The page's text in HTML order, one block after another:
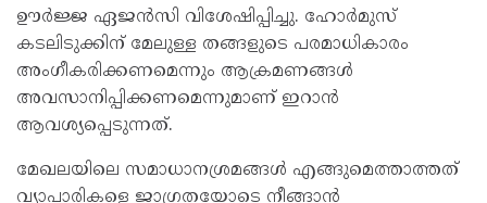
ഊർജ്ജ ഏജൻസി വിശേഷിപ്പിച്ചു. ഹോർമുസ്
കടലിടുക്കിന് മേലുള്ള തങ്ങളുടെ പരമാധികാരം
അംഗീകരിക്കണമെന്നും ആക്രമണങ്ങൾ
അവസാനിപ്പിക്കണമെന്നുമാണ് ഇറാൻ
ആവശ്യപ്പെടുന്നത്.
മേഖലയിലെ സമാധാനശ്രമങ്ങൾ എങ്ങുമെത്താത്തത്
വ്യാപാരികളെ ജാഗ്രതയോടെ നീങ്ങാൻ